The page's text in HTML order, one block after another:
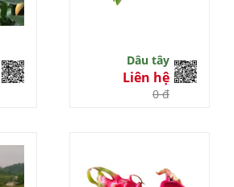
Dâu tây
Liên hệ
0 đ